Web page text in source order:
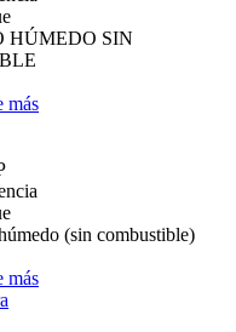
HÚMEDO SIN
más
(sin combustible)
más